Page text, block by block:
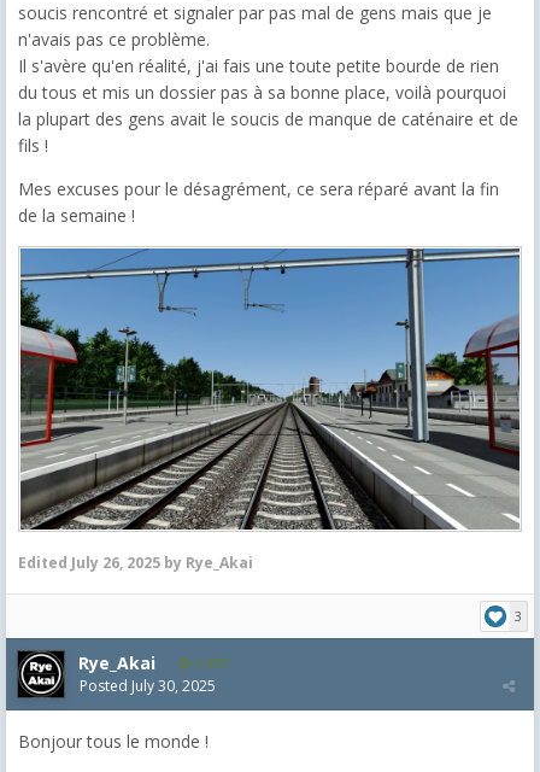
soucis rencontré et signaler par pas mal de gens mais que je
n'avais pas ce problème.
Il s'avère qu'en réalité, j'ai fais une toute petite bourde de rien
du tous et mis un dossier pas à sa bonne place, voilà pourquoi
la plupart des gens avait le soucis de manque de caténaire et de
fils !
Mes excuses pour le désagrément, ce sera réparé avant la fin
de la semaine !
Edited July 26, 2025 by Rye_Akai
3
Rye_Akai 1,077
Posted July 30, 2025
Bonjour tous le monde !